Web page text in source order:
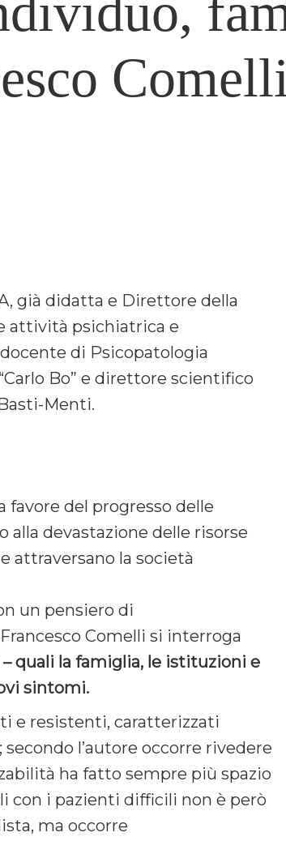
già didatta e Direttore della
attività psichiatrica e
di Psicopatologia
Bo” e direttore scientifico
Menti.
favore del progresso delle
alla devastazione delle risorse
attraversano la società
un pensiero di
Comelli si interroga
quali la famiglia, le istituzioni e
sintomi.
e resistenti, caratterizzati
; secondo l’autore occorre rivedere
ha fatto sempre più spazio
con i pazienti difficili non è però
ma occorre